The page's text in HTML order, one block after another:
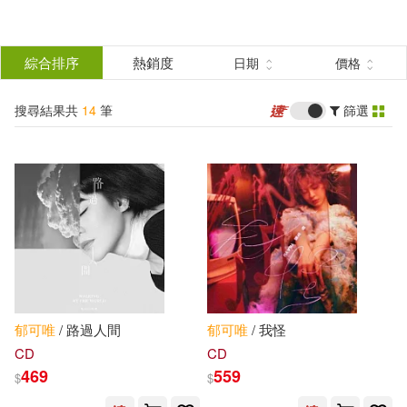
結
分類 (單選)
所有商品(14) 影音(14)
展開
出版社 (可複選)
華研(3)
Linfair Records Limited(1)
綜合排序 熱銷度 日期 價格
搜尋結果共 14 筆 篩選
郁可唯/ 路過人間
CD
$469
郁可唯/ 我怪
CD
$559